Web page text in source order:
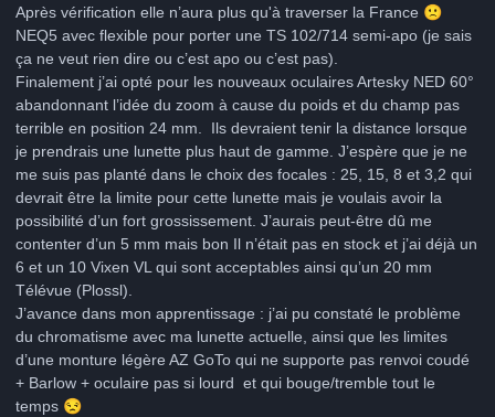
Après vérification elle n’aura plus qu'à traverser la France 🙁
NEQ5 avec flexible pour porter une TS 102/714 semi-apo (je sais
ça ne veut rien dire ou c’est apo ou c’est pas).
Finalement j’ai opté pour les nouveaux oculaires Artesky NED 60°
abandonnant l’idée du zoom à cause du poids et du champ pas
terrible en position 24 mm. Ils devraient tenir la distance lorsque
je prendrais une lunette plus haut de gamme. J’espère que je ne
me suis pas planté dans le choix des focales : 25, 15, 8 et 3,2 qui
devrait être la limite pour cette lunette mais je voulais avoir la
possibilité d’un fort grossissement. J’aurais peut-être dû me
contenter d’un 5 mm mais bon Il n’était pas en stock et j’ai déjà un
6 et un 10 Vixen VL qui sont acceptables ainsi qu’un 20 mm
Télévue (Plossl).
J’avance dans mon apprentissage : j’ai pu constaté le problème
du chromatisme avec ma lunette actuelle, ainsi que les limites
d’une monture légère AZ GoTo qui ne supporte pas renvoi coudé
+ Barlow + oculaire pas si lourd et qui bouge/tremble tout le
temps 😒